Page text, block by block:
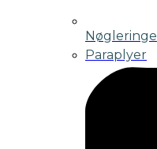
Nøgleringe
Paraplyer